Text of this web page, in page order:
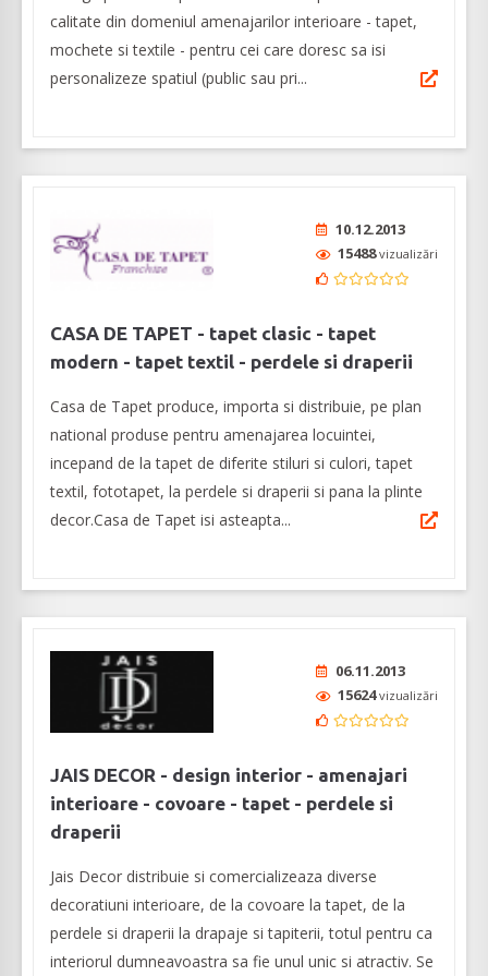
calitate din domeniul amenajarilor interioare - tapet,
mochete si textile - pentru cei care doresc sa isi
personalizeze spatiul (public sau pri...
10.12.2013
15488vizualizări
CASA DE TAPET - tapet clasic - tapet
modern - tapet textil - perdele si draperii
Casa de Tapet produce, importa si distribuie, pe plan
national produse pentru amenajarea locuintei,
incepand de la tapet de diferite stiluri si culori, tapet
textil, fototapet, la perdele si draperii si pana la plinte
decor.Casa de Tapet isi asteapta...
06.11.2013
15624vizualizări
JAIS DECOR - design interior - amenajari
interioare - covoare - tapet - perdele si
draperii
Jais Decor distribuie si comercializeaza diverse
decoratiuni interioare, de la covoare la tapet, de la
perdele si draperii la drapaje si tapiterii, totul pentru ca
interiorul dumneavoastra sa fie unul unic si atractiv. Se